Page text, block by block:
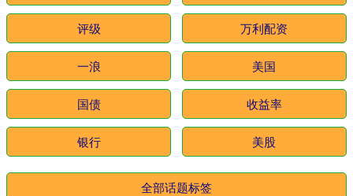
评级 万利配资
一浪 美国
国债 收益率
银行 美股
全部话题标签